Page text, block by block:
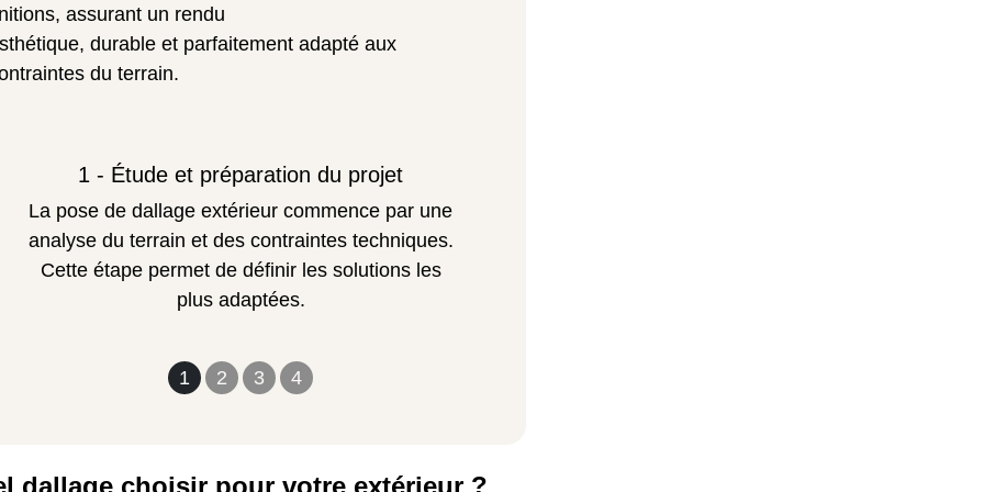
assurant un rendu
durable et parfaitement adapté aux
du terrain.
1 2 3 4
1 - Étude et préparation du projet
La pose de dallage extérieur commence par une
analyse du terrain et des contraintes techniques.
Cette étape permet de définir les solutions les
plus adaptées.
dallage choisir pour votre extérieur ?